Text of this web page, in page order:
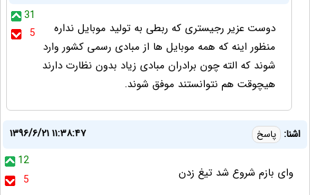
31
5
دوست عزیر رجیستری که ربطی به تولید موبایل نداره
منظور اینه که همه موبایل ها از مبادی رسمی کشور وارد
شوند که الته چون برادران مبادی زیاد بدون نظارت دارند
هیچوقت هم نتوانستند موفق شوند.
اشنا: پاسخ
۱۳۹۶/۶/۲۱ ۱۱:۳۸:۴۷
12
5
وای بازم شروع شد تیغ زدن